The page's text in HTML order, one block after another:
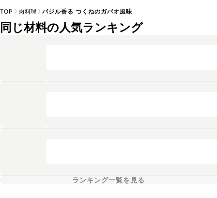
TOP 肉料理 バジル香る つくねのガパオ風味
同じ材料の人気ランキング
ランキング一覧を見る